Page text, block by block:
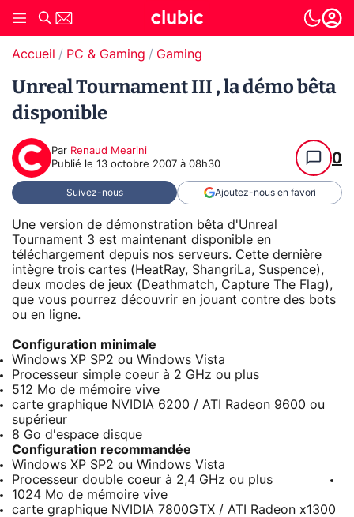
Accueil PC & Gaming Gaming
Unreal Tournament III , la démo bêta
disponible
Par Renaud Mearini
Publié le 13 octobre 2007 à 08h30 0
Suivez-nous Ajoutez-nous en favori
Une version de démonstration bêta d'Unreal
Tournament 3 est maintenant disponible en
téléchargement depuis nos serveurs. Cette dernière
intègre trois cartes (HeatRay, ShangriLa, Suspence),
deux modes de jeux (Deathmatch, Capture The Flag),
que vous pourrez découvrir en jouant contre des bots
ou en ligne.
Configuration minimale
Windows XP SP2 ou Windows Vista
Processeur simple coeur à 2 GHz ou plus
512 Mo de mémoire vive
carte graphique NVIDIA 6200 / ATI Radeon 9600 ou
supérieur
8 Go d'espace disque
Configuration recommandée
Windows XP SP2 ou Windows Vista
Processeur double coeur à 2,4 GHz ou plus
1024 Mo de mémoire vive
carte graphique NVIDIA 7800GTX / ATI Radeon x1300